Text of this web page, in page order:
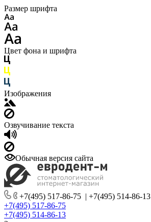
Размер шрифта
Цвет фона и шрифта
Изображения
Озвучивание текста
Обычная версия сайта
+7(495) 517-86-75 | +7(495) 514-86-13
+7(495) 517-86-75
+7(495) 514-86-13